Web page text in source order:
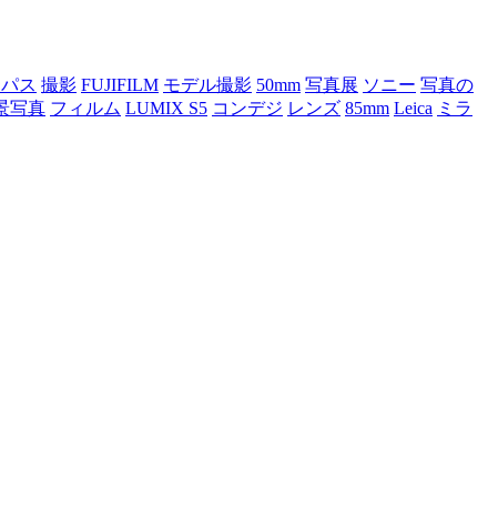
ス 撮影 FUJIFILM モデル撮影 50mm 写真展 ソニー 写真の
写真 フィルム LUMIX S5 コンデジ レンズ 85mm Leica ミラ